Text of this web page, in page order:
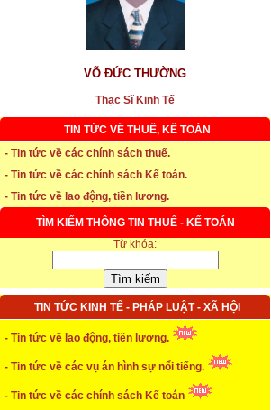
VÕ ĐỨC THƯỜNG
Thạc Sĩ Kinh Tế
TIN TỨC VỀ THUẾ, KẾ TOÁN
- Tin tức về các chính sách thuế.
- Tin tức về các chính sách Kế toán.
- Tin tức về lao động, tiền lương.
TÌM KIẾM THÔNG TIN THUẾ - KẾ TOÁN
Từ khóa:
TIN TỨC KINH TẾ - PHÁP LUẬT - XÃ HỘI
- Tin tức về lao động, tiền lương.
- Tin tức về các vụ án hình sự nổi tiếng.
- Tin tức về các chính sách Kế toán
* Thời hạn đăng ký bảo hiểm thất nghiệp
* Thời hiệu xử phạt trong xây dựng
...xem chi tiết
* NHẬN SINH VIÊN THỰC TẬP
...xem chi tiết
* ĐÀO TẠO KẾ TOÁN THỰC HÀNH
...xem chi tiết